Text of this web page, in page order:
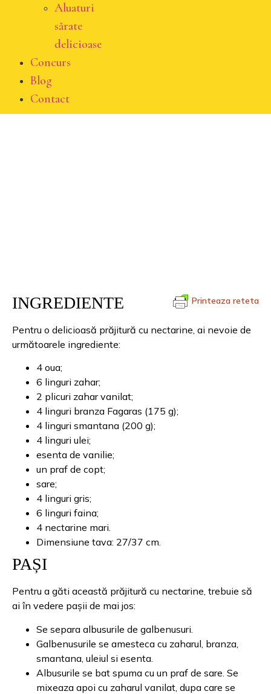
Aluaturi
sărate
delicioase
Concurs
Blog
Contact
Printeaza reteta
INGREDIENTE
Pentru o delicioasă prăjitură cu nectarine, ai nevoie de
următoarele ingrediente:
4 oua;
6 linguri zahar;
2 plicuri zahar vanilat;
4 linguri branza Fagaras (175 g);
4 linguri smantana (200 g);
4 linguri ulei;
esenta de vanilie;
un praf de copt;
sare;
4 linguri gris;
6 linguri faina;
4 nectarine mari.
Dimensiune tava: 27/37 cm.
PAȘI
Pentru a găti această prăjitură cu nectarine, trebuie să
ai în vedere pașii de mai jos:
Se separa albusurile de galbenusuri.
Galbenusurile se amesteca cu zaharul, branza,
smantana, uleiul si esenta.
Albusurile se bat spuma cu un praf de sare. Se
mixeaza apoi cu zaharul vanilat, dupa care se